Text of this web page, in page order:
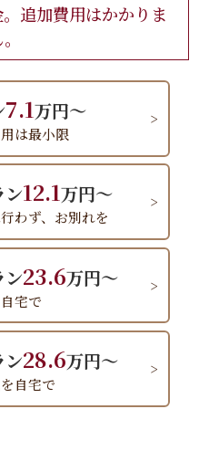
追加費用はかかりま
7.1万円～
は最小限
ン12.1万円～
わず、お別れを
ン23.6万円～
宅で
ン28.6万円～
自宅で